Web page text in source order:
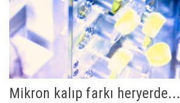
Mikron kalıp farkı heryerde...